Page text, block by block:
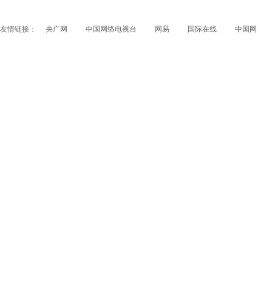
友情链接： 央广网 中国网络电视台 网易 国际在线 中国网